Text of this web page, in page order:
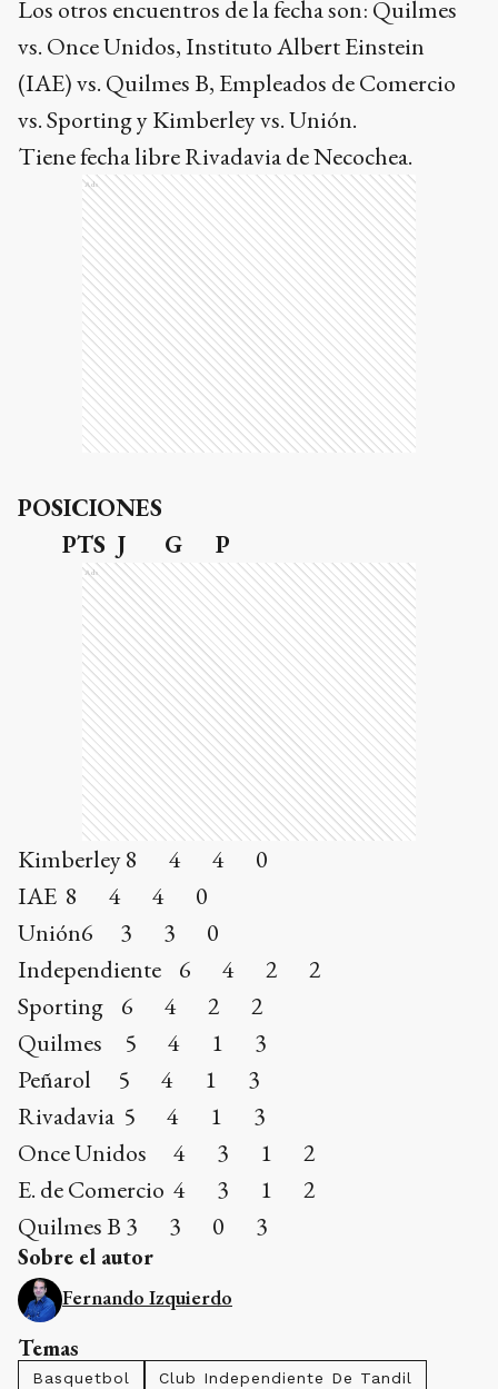
Los otros encuentros de la fecha son: Quilmes
vs. Once Unidos, Instituto Albert Einstein
(IAE) vs. Quilmes B, Empleados de Comercio
vs. Sporting y Kimberley vs. Unión.
Tiene fecha libre Rivadavia de Necochea.
Ads
POSICIONES
PTS J G P
Ads
Kimberley 8 4 4 0
IAE 8 4 4 0
Unión6 3 3 0
Independiente 6 4 2 2
Sporting 6 4 2 2
Quilmes 5 4 1 3
Peñarol 5 4 1 3
Rivadavia 5 4 1 3
Once Unidos 4 3 1 2
E. de Comercio 4 3 1 2
Quilmes B 3 3 0 3
Sobre el autor
Fernando Izquierdo
Temas
Basquetbol
Club Independiente De Tandil